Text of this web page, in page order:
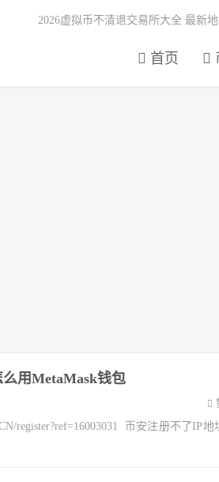
首页
2026虚拟币不清退交易所大全 最新
用MetaMask钱包
register?ref=16003031 币安注册不了IP地